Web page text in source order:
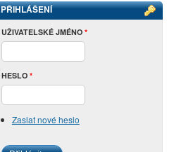
PŘIHLÁŠENÍ
UŽIVATELSKÉ JMÉNO *
HESLO *
Zaslat nové heslo